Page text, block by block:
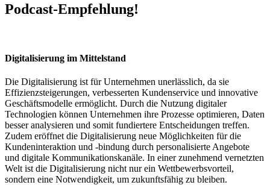
Podcast-Empfehlung!
Digitalisierung im Mittelstand
Die Digitalisierung ist für Unternehmen unerlässlich, da sie
Effizienzsteigerungen, verbesserten Kundenservice und innovative
Geschäftsmodelle ermöglicht. Durch die Nutzung digitaler
Technologien können Unternehmen ihre Prozesse optimieren, Daten
besser analysieren und somit fundiertere Entscheidungen treffen.
Zudem eröffnet die Digitalisierung neue Möglichkeiten für die
Kundeninteraktion und -bindung durch personalisierte Angebote
und digitale Kommunikationskanäle. In einer zunehmend vernetzten
Welt ist die Digitalisierung nicht nur ein Wettbewerbsvorteil,
sondern eine Notwendigkeit, um zukunftsfähig zu bleiben.